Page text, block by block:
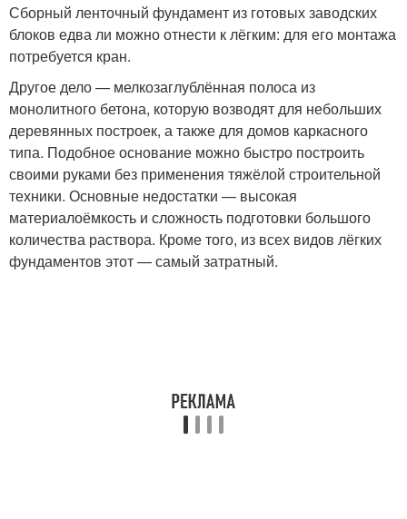
Сборный ленточный фундамент из готовых заводских
блоков едва ли можно отнести к лёгким: для его монтажа
потребуется кран.
Другое дело — мелкозаглублённая полоса из
монолитного бетона, которую возводят для небольших
деревянных построек, а также для домов каркасного
типа. Подобное основание можно быстро построить
своими руками без применения тяжёлой строительной
техники. Основные недостатки — высокая
материалоёмкость и сложность подготовки большого
количества раствора. Кроме того, из всех видов лёгких
фундаментов этот — самый затратный.